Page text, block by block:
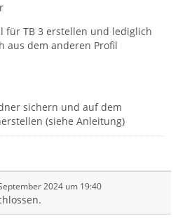
für TB 3 erstellen und lediglich
aus dem anderen Profil
sichern und auf dem
(siehe Anleitung)
2024 um 19:40